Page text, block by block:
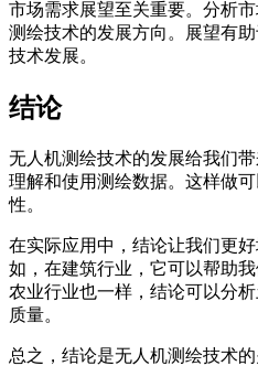
市场需求展望至关重要。分析
测绘技术的发展方向。展望有
技术发展。
结论
无人机测绘技术的发展给我们
理解和使用测绘数据。这样做
性。
在实际应用中，结论让我们更
如，在建筑行业，它可以帮助
农业行业也一样，结论可以分
质量。
总之，结论是无人机测绘技术